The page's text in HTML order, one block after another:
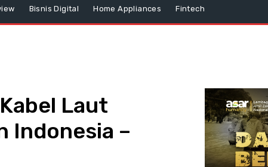
Bisnis Digital Home Appliances Fintech
Laut
Indonesia –